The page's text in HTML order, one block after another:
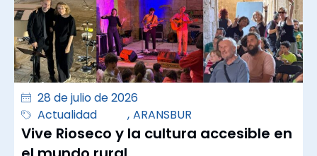
28 de julio de 2026
Actualidad
, ARANSBUR
Vive Rioseco y la cultura accesible en